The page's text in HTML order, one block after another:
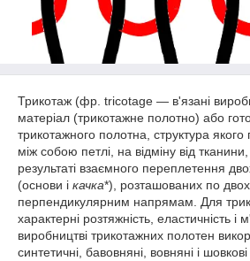
Трикотаж (фр. tricotage — в'язані
матеріал (трикотажне полотно) або
трикотажного полотна, структура якого
між собою петлі, на відміну від
результаті взаємного переплетення
(основи і качка*), розташованих по
перпендикулярним напрямам. Для
характерні розтяжність, еластичність і
виробництві трикотажних полотен
синтетичні, бавовняні, вовняні і